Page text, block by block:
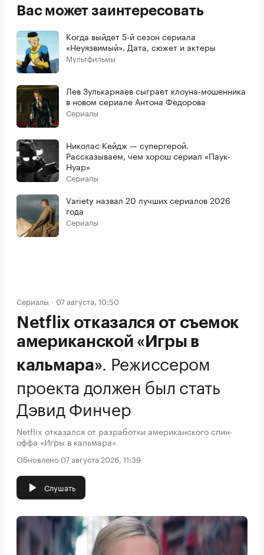
Вас может заинтересовать
Когда выйдет 5-й сезон сериала
«Неуязвимый». Дата, сюжет и актеры
Мультфильмы
Лев Зулькарнаев сыграет клоуна-мошенника
в новом сериале Антона Федорова
Сериалы
Николас Кейдж — супергерой.
Рассказываем, чем хорош сериал «Паук-
Нуар»
Сериалы
Variety назвал 20 лучших сериалов 2026
года
Сериалы
Сериалы 07 августа, 10:50
Netflix отказался от съемок
американской «Игры в
кальмара»
Режиссером
проекта должен был стать
Дэвид Финчер
Netflix отказался от разработки американского спин-
оффа «Игры в кальмара»
Обновлено 07 августа 2026, 11:39
Слушать